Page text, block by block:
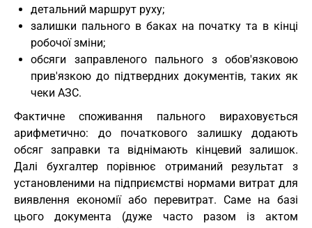
детальний маршрут руху;
залишки пального в баках на початку та в кінці
робочої зміни;
обсяги заправленого пального з обов'язковою
прив'язкою до підтвердних документів, таких як
чеки АЗС.
Фактичне споживання пального вираховується
арифметично: до початкового залишку додають
обсяг заправки та віднімають кінцевий залишок.
Далі бухгалтер порівнює отриманий результат з
установленими на підприємстві нормами витрат для
виявлення економії або перевитрат. Саме на базі
цього документа (дуже часто разом із актом